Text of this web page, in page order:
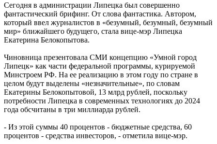
Сегодня в администрации Липецка был совершенно
фантастический брифинг. От слова фантастика. Автором,
который ввел журналистов в «безумный, безумный, безумный
мир» ближайшего будущего, стала вице-мэр Липецка
Екатерина Белокопытова.
Чиновница презентовала СМИ концепцию «Умной город
Липецк» как части федеральной программы, курируемой
Минстроем РФ. На ее реализацию в этом году по стране в
целом будут выделены «незначительные», по словам
Екатерины Белокопытовой, 13 млрд рублей, поскольку
потребности Липецка в современных технологиях до 2024
года обсчитаны в три миллиарда рублей.
- Из этой суммы 40 процентов - бюджетные средства, 60
процентов - средства инвесторов, - отметила вице-мэр.